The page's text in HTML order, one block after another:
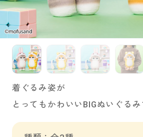
着ぐるみ姿が
とってもかわいいBIGぬいぐるみ